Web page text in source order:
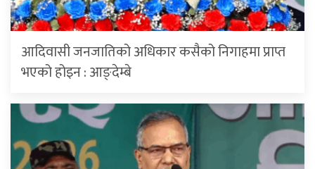
आदिवासी जनजातिको अधिकार कसैको निगाहमा प्राप्त
भएको होइन : आङ्देम्बे